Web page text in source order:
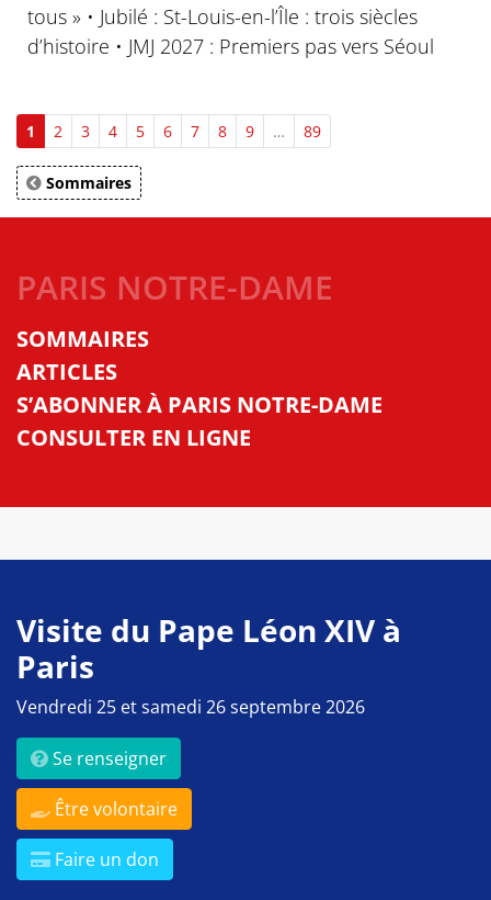
tous » • Jubilé : St-Louis-en-l’Île : trois siècles
d’histoire • JMJ 2027 : Premiers pas vers Séoul
1 2 3 4 5 6 7 8 9 … 89
Sommaires
PARIS NOTRE-DAME
SOMMAIRES
ARTICLES
S’ABONNER À PARIS NOTRE-DAME
CONSULTER EN LIGNE
Visite du Pape Léon XIV à
Paris
Vendredi 25 et samedi 26 septembre 2026
Se renseigner
Être volontaire
Faire un don